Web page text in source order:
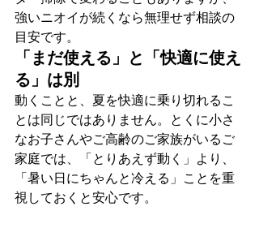
強いニオイが続くなら無理せず相談の
目安です。
「まだ使える」と「快適に使え
る」は別
動くことと、夏を快適に乗り切れるこ
とは同じではありません。とくに小さ
なお子さんやご高齢のご家族がいるご
家庭では、「とりあえず動く」より、
「暑い日にちゃんと冷える」ことを重
視しておくと安心です。